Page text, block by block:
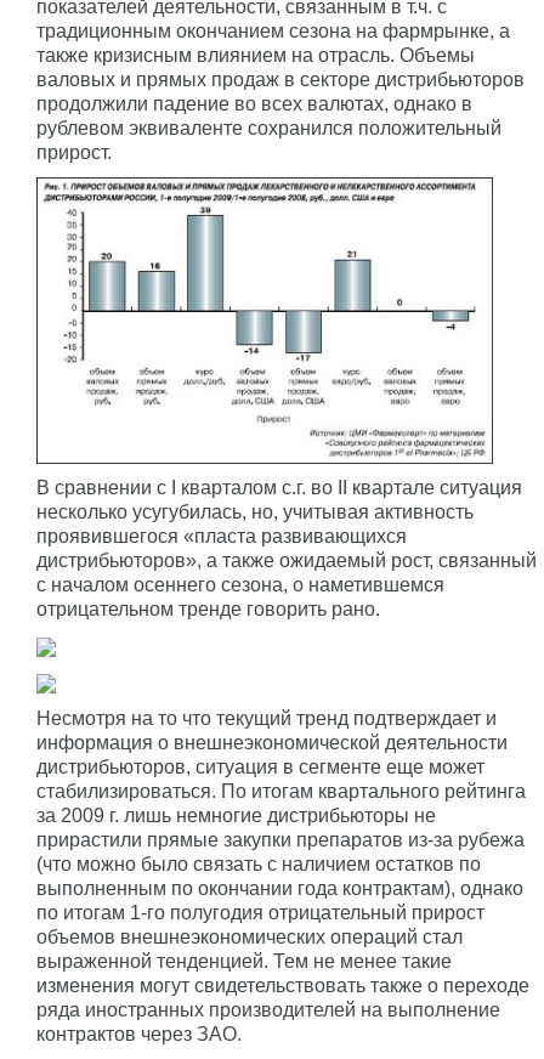
показателей деятельности, связанным в т.ч. с
традиционным окончанием сезона на фармрынке, а
также кризисным влиянием на отрасль. Объемы
валовых и прямых продаж в секторе дистрибьюторов
продолжили падение во всех валютах, однако в
рублевом эквиваленте сохранился положительный
прирост.
В сравнении с I кварталом с.г. во II квартале ситуация
несколько усугубилась, но, учитывая активность
проявившегося «пласта развивающихся
дистрибьюторов», а также ожидаемый рост, связанный
с началом осеннего сезона, о наметившемся
отрицательном тренде говорить рано.
Несмотря на то что текущий тренд подтверждает и
информация о внешнеэкономической деятельности
дистрибьюторов, ситуация в сегменте еще может
стабилизироваться. По итогам квартального рейтинга
за 2009 г. лишь немногие дистрибьюторы не
прирастили прямые закупки препаратов из-за рубежа
(что можно было связать с наличием остатков по
выполненным по окончании года контрактам), однако
по итогам 1-го полугодия отрицательный прирост
объемов внешнеэкономических операций стал
выраженной тенденцией. Тем не менее такие
изменения могут свидетельствовать также о переходе
ряда иностранных производителей на выполнение
контрактов через ЗАО.